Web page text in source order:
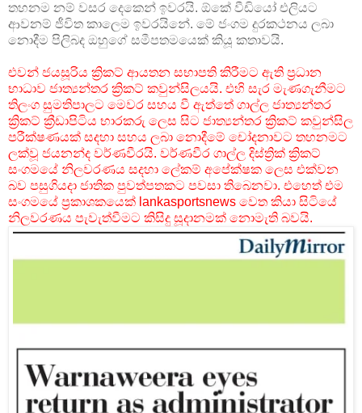
තහනම නම් වසර දෙකෙන් ඉවරයි. ඕකේ වීඩියෝ එලියට
ආවනම් ජීවිත කාලෙම ඉවරයිනේ. මේ ජංගම දුරකථනය ලබා
නොදීම පිලිබද ඔහුගේ සමීපතමයෙක් කියූ කතාවයි.
එවන් ජයසූරිය ක්‍රිකට් ආයතන සභාපති කිරීමට ඇති ප්‍රධාන
භාධාව ජාත්‍යන්තර ක්‍රිකට් කවුන්සිලයයි. එහි සැර මැණගැනීමට
තිලංග සුමතිපාලට මෙවර සහය වී ඇත්තේ ගාල්ල ජාත්‍යන්තර
ක්‍රිකට් ක්‍රීඩාපිටිය භාරකරු ලෙස සිට ජාත්‍යන්තර ක්‍රිකට් කවුන්සිල
පරීක්ෂණයක් සදහා සහය ලබා නොදීමේ චෝදනාවට තහනමට
ලක්වූ ජයනන්ද වර්ණවීරයි. වර්ණවීර ගාල්ල දිස්ත්‍රික් ක්‍රිකට්
සංගමයේ නිලවරණය සදහා ලේකම් අපේක්ෂක ලෙස එක්වන
බව පසුගියදා ජාතික පුවත්පතකට පවසා තිබෙනවා. එහෙත් එම
සංගමයේ ප්‍රකාශකයෙක් lankasportsnews වෙත කියා සිටියේ
නිලවරණය පැවැත්වීමට කිසිදු සූදානමක් නොමැති බවයි.